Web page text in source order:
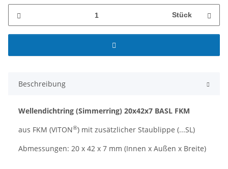
Stück
Beschreibung
Wellendichtring (Simmerring) 20x42x7 BASL FKM
aus FKM (VITON®) mit zusätzlicher Staublippe (...SL)
Abmessungen: 20 x 42 x 7 mm (Innen x Außen x Breite)